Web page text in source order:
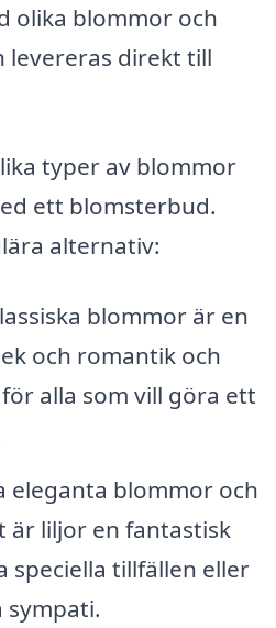
olika blommor och
levereras direkt till
typer av blommor
ett blomsterbud.
alternativ:
blommor är en
och romantik och
alla som vill göra ett
eleganta blommor och
är liljor en fantastisk
speciella tillfällen eller